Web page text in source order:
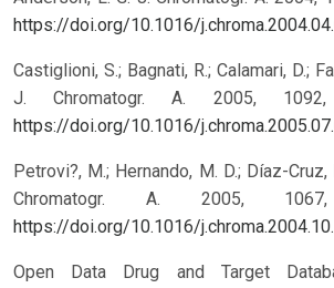
https://doi.org/10.1016/
Castiglioni, S.; Bagnati, R.; Calamari, D.;
J. Chromatogr. A. 2005,
https://doi.org/10.1016/
Petrovi?, M.; Hernando, M. D.; Díaz-
Chromatogr. A. 2005,
https://doi.org/10.1016/
Open Data Drug and Target